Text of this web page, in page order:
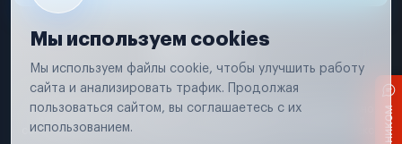
Условия использования
Вся информация, представленная на сайте, носит исключительно
соответствии с положениями статьи 437 (п. 2) Гражданского кодекса
Мы используем cookies
Мы используем файлы cookie, чтобы улучшить работу
сайта и анализировать трафик. Продолжая
пользоваться сайтом, вы соглашаетесь с их
использованием.